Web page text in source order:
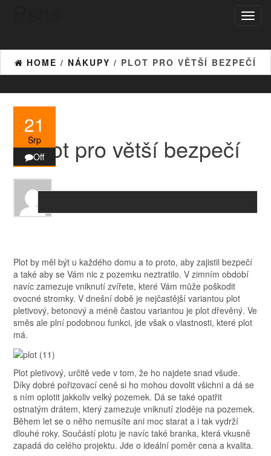
HOME / NÁKUPY / PLOT PRO VĚTŠÍ BEZPEČÍ
21
Srp
Off
Plot pro větší bezpečí
Plot by měl být u každého domu a to proto, aby zajistil bezpečí
a také aby se Vám nic z pozemku neztratilo. V zimním období
navíc zamezuje vniknutí zvířete, které Vám může poškodit
ovocné stromky. V dnešní době je nejčastější variantou plot
pletivový, betonový a méně častou variantou je plot dřevěný. Ve
směs ale plní podobnou funkci, jde však o vlastnosti, které plot
má.
Plot pletivový, určitě vede v tom, že ho najdete snad všude.
Díky dobré pořizovací ceně si ho mohou dovolit všichni a dá se
s ním oplotit jakkoliv velký pozemek. Dá se také opatřit
ostnatým drátem, který zamezuje vniknutí zloděje na pozemek.
Během let se o něho nemusíte ani moc starat a i tak vydrží
dlouhé roky. Součástí plotu je navíc také branka, která vkusně
zapadá do celého projektu. Jde o ideální poměr cena a kvalita.